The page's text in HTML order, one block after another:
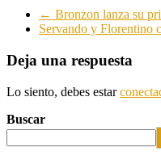
← Bronzon lanza su
Servando y Florentino
Deja una respuesta
Lo siento, debes estar
Buscar